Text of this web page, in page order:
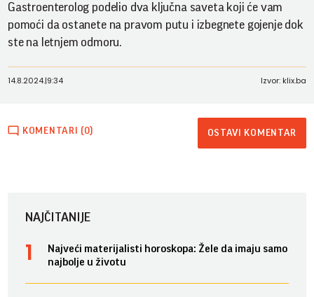
Gastroenterolog podelio dva ključna saveta koji će vam
pomoći da ostanete na pravom putu i izbegnete gojenje dok
ste na letnjem odmoru.
14.8.2024.|9:34 Izvor: klix.ba
KOMENTARI (0) OSTAVI KOMENTAR
NAJČITANIJE
Najveći materijalisti horoskopa: Žele da imaju samo
najbolje u životu